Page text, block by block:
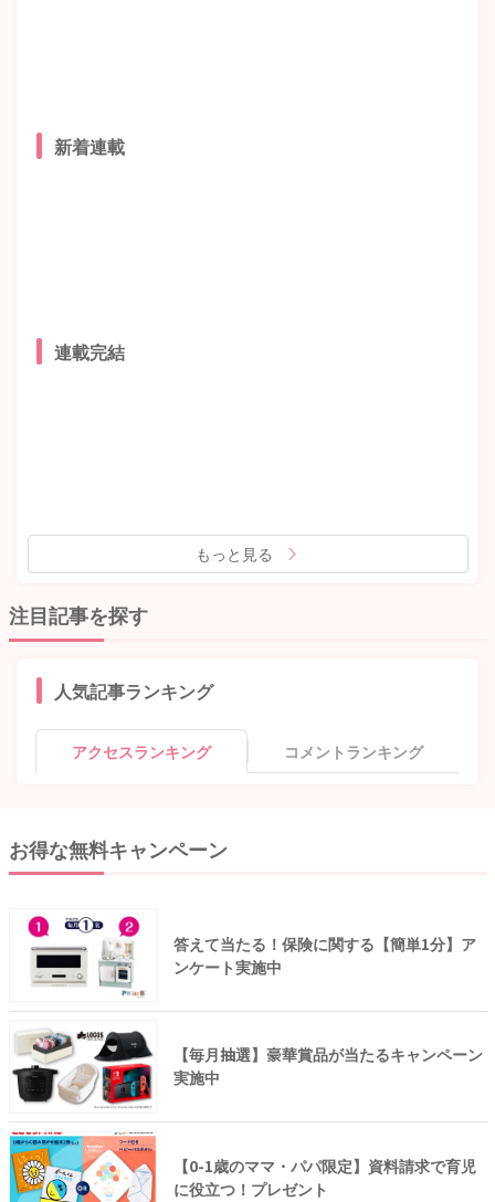
新着連載
連載完結
もっと見る
注目記事を探す
人気記事ランキング
アクセスランキング コメントランキング
お得な無料キャンペーン
答えて当たる！保険に関する【簡単1分】ア
ンケート実施中
【毎月抽選】豪華賞品が当たるキャンペーン
実施中
【0-1歳のママ・パパ限定】資料請求で育児
に役立つ！プレゼント